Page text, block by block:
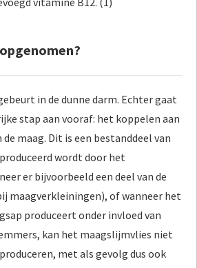
in de dunne darm. Echter gaat
stap aan vooraf: het koppelen aan
de maag. Dit is een bestanddeel van
wordt door het
er bijvoorbeeld een deel van de
maagverkleiningen), of wanneer het
produceert onder invloed van
kan het maagslijmvlies niet
met als gevolg dus ook